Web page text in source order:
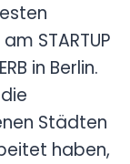
STARTUP
in Berlin.
Städten
haben,